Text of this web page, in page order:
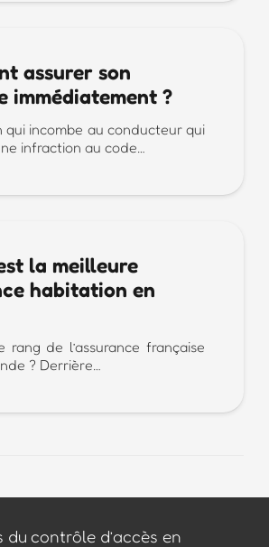
assurer son
immédiatement ?
qui incombe au conducteur qui
infraction au code…
la meilleure
habitation en
rang de l’assurance française
? Derrière…
contrôle d’accès en